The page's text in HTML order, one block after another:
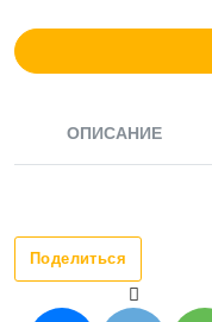
ОПИСАНИЕ
Поделиться